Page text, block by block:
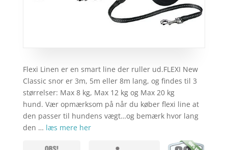
Flexi Linen er en smart line der ruller ud.FLEXI New
Classic snor er 3m, 5m eller 8m lang, og findes til 3
størrelser: Max 8 kg, Max 12 kg og Max 20 kg
hund. Vær opmærksom på når du køber flexi line at
den passer til hundens vægt…og bemærk hvor lang
den … læs mere her